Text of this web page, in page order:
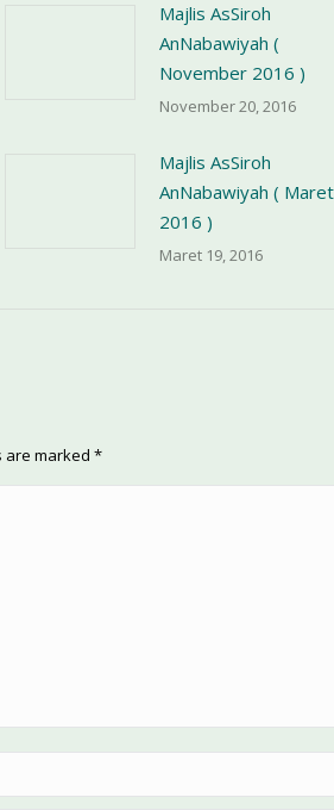
Majlis AsSiroh
AnNabawiyah (
November 2016 )
November 20, 2016
Majlis AsSiroh
AnNabawiyah ( Maret
2016 )
Maret 19, 2016
are marked *